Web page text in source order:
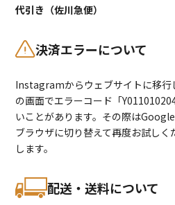
代引き（佐川急便）
決済エラーについて
Instagramからウェブサイトに移行
の画面でエラーコード「
いことがあります。その際は
ブラウザに切り替えて再度お試し
します。
配送・送料について